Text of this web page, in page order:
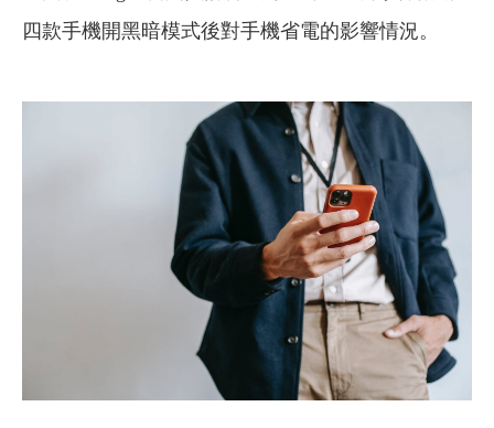
四款手機開黑暗模式後對手機省電的影響情況。